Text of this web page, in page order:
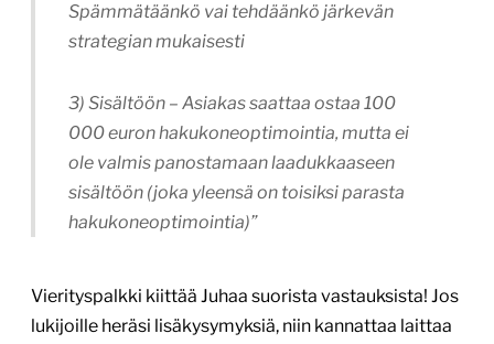
Spämmätäänkö vai tehdäänkö järkevän
strategian mukaisesti
3) Sisältöön – Asiakas saattaa ostaa 100
000 euron hakukoneoptimointia, mutta ei
ole valmis panostamaan laadukkaaseen
sisältöön (joka yleensä on toisiksi parasta
hakukoneoptimointia)”
Vierityspalkki kiittää Juhaa suorista vastauksista! Jos
lukijoille heräsi lisäkysymyksiä, niin kannattaa laittaa